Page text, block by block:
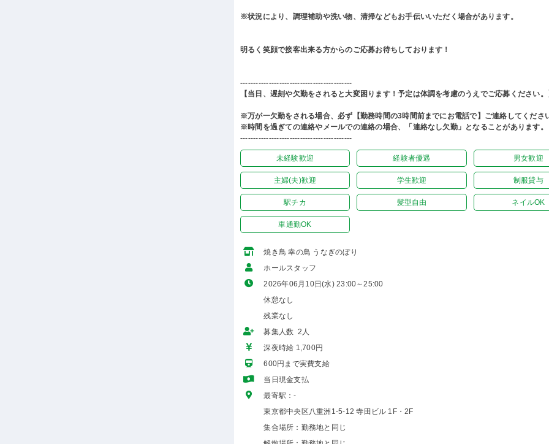
※状況により、調理補助や洗い物、清掃などもお手伝いいただく場合があります。
明るく笑顔で接客出来る方からのご応募お待ちしております！
-------------------------------------------
【当日、遅刻や欠勤をされると大変困ります！予定は体調を考慮のうえでご応募ください
※万が一欠勤をされる場合、必ず【勤務時間の3時間前までにお電話で】ご連絡してくださ
※時間を過ぎての連絡やメールでの連絡の場合、「連絡なし欠勤」となることがあります。
-------------------------------------------
未経験歓迎 経験者優遇 男女歓迎
主婦(夫)歓迎 学生歓迎 制服貸与
駅チカ 髪型自由 ネイルOK
車通勤OK
焼き鳥 幸の鳥 うなぎのぼり
ホールスタッフ
2026年06月10日(水) 23:00～25:00
休憩なし
残業なし
募集人数 2人
深夜時給 1,700円
600円まで実費支給
当日現金支払
最寄駅：-
東京都中央区八重洲1-5-12 寺田ビル 1F・2F
集合場所：勤務地と同じ